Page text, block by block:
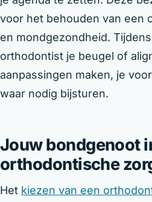
voor het behouden van een
en mondgezondheid.
orthodontist je beugel of
aanpassingen maken, je
waar nodig bijsturen.
Jouw bondgenoot
orthodontische
Het kiezen van een